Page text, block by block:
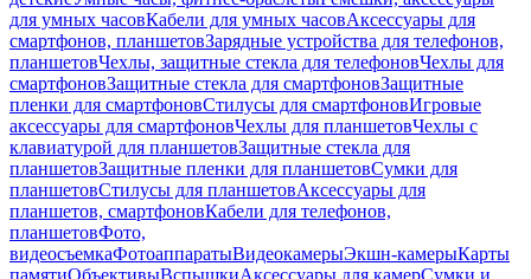
для умных часовКабели для умных часовАксессуары для
смартфонов, планшетовЗарядные устройства для телефонов,
планшетовЧехлы, защитные стекла для телефоновЧехлы для
смартфоновЗащитные стекла для смартфоновЗащитные
пленки для смартфоновСтилусы для смартфоновИгровые
аксессуары для смартфоновЧехлы для планшетовЧехлы с
клавиатурой для планшетовЗащитные стекла для
планшетовЗащитные пленки для планшетовСумки для
планшетовСтилусы для планшетовАксессуары для
планшетов, смартфоновКабели для телефонов,
планшетовФото,
видеосъемкаФотоаппаратыВидеокамерыЭкшн-камерыКарты
памятиОбъективыВспышкиАксессуары для камерСумки и